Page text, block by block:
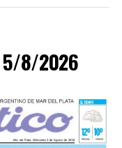
llegar,
logrado salir del
8/2026